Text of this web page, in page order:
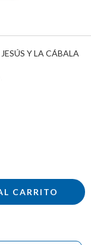
JESÚS Y LA CÁBALA